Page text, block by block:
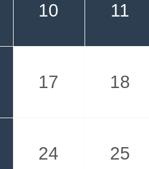
10 11
17 18
24 25